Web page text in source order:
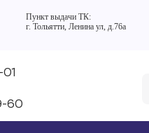
Пункт выдачи ТК:
г. Тольятти, Ленина ул, д.76а
60